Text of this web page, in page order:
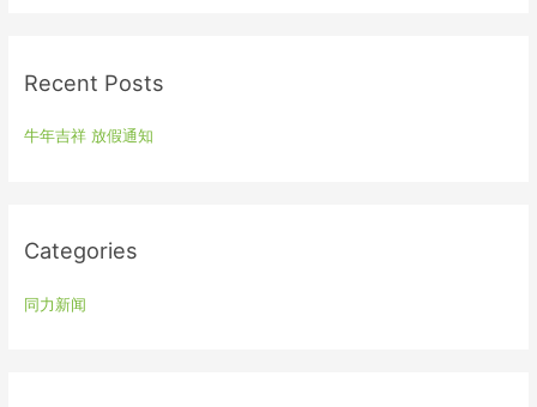
c
f
Recent Posts
牛年吉祥 放假通知
Categories
同力新闻